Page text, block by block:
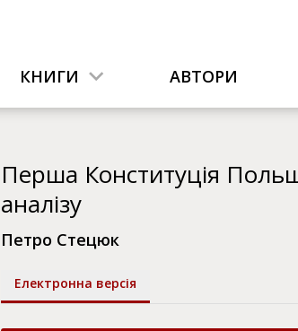
КНИГИ АВТОРИ
Перша Конституція
аналізу
Петро Стецюк
Електронна версія